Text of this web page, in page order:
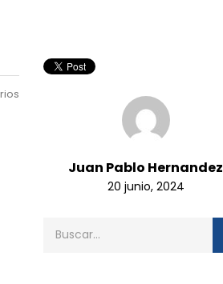
Juan Pablo Hernandez
20 junio, 2024